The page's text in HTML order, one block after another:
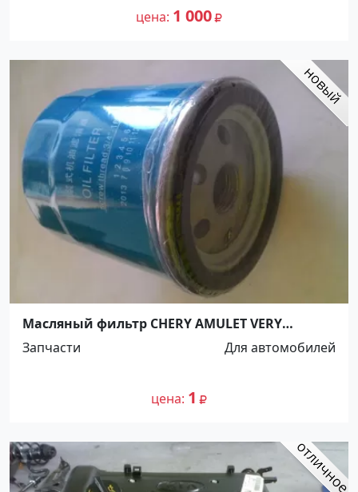
цена 1 000
Масляный фильтр CHERY AMULET VERY
BONUS3 ст.Динская
Запчасти Для автомобилей
цена 1